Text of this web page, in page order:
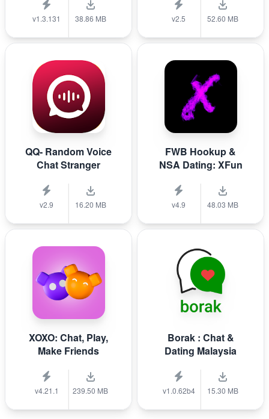
v1.3.131 38.86 MB v2.5 52.60 MB
QQ- Random Voice
Chat Stranger
v2.9 16.20 MB
FWB Hookup &
NSA Dating: XFun
v4.9 48.03 MB
XOXO: Chat, Play,
Make Friends
v4.21.1 239.50 MB
Borak : Chat &
Dating Malaysia
v1.0.62b4 15.30 MB